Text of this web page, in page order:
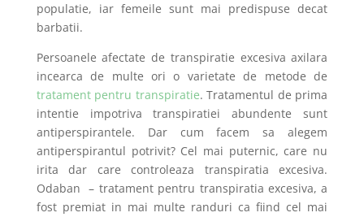
populatie, iar femeile sunt mai predispuse decat
barbatii.
Persoanele afectate de transpiratie excesiva axilara
incearca de multe ori o varietate de metode de
tratament pentru transpiratie. Tratamentul de prima
intentie impotriva transpiratiei abundente sunt
antiperspirantele. Dar cum facem sa alegem
antiperspirantul potrivit? Cel mai puternic, care nu
irita dar care controleaza transpiratia excesiva.
Odaban – tratament pentru transpiratia excesiva, a
fost premiat in mai multe randuri ca fiind cel mai